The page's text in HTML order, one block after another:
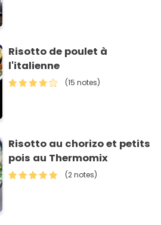
Risotto de poulet à
l'italienne
(15 notes)
Risotto au chorizo et petits
pois au Thermomix
(2 notes)